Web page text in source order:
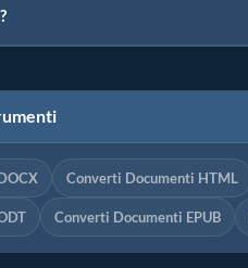
Converti Documenti HTML
Converti Documenti EPUB